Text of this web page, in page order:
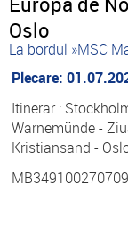
Oslo
La bordul »MSC
Plecare:
Itinerar :
Warnemünde -
Kristiansand -
MB349100270709